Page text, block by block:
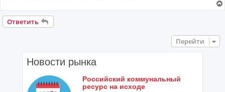
Ответить
Перейти
Новости рынка
Российский коммунальный
ресурс на исходе